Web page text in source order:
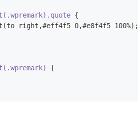
{
(to right,#eff4f5 0,#e8f4f5 100%);
{